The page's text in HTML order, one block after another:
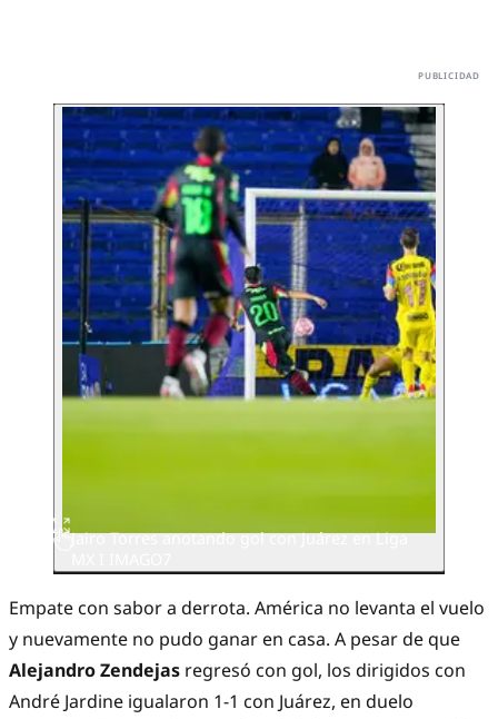
Jairo Torres anotando gol con Juárez en Liga
Empate con sabor a derrota. América no levanta el vuelo
y nuevamente no pudo ganar en casa. A pesar de que
Alejandro Zendejas regresó con gol, los dirigidos con
André Jardine igualaron 1-1 con Juárez, en duelo